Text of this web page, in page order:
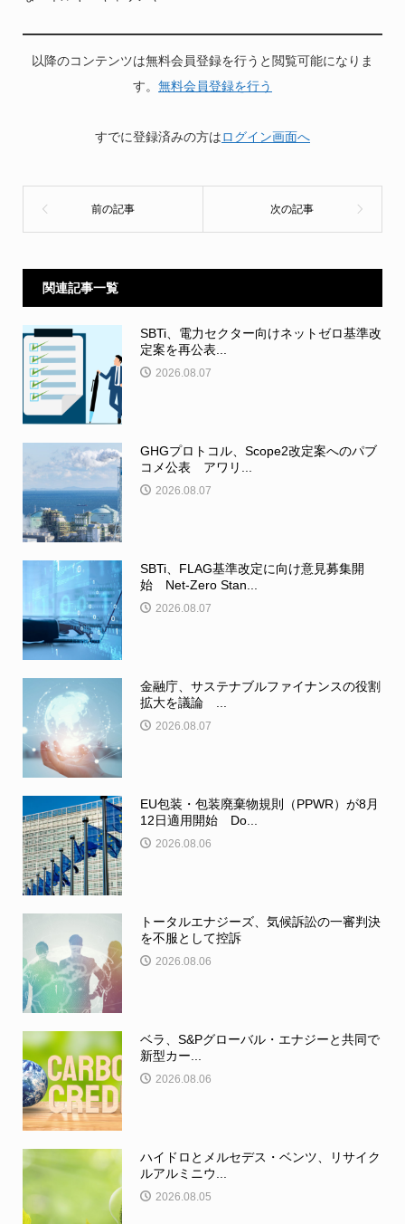
以降のコンテンツは無料会員登録を行うと閲覧可能になりま
す。 無料会員登録を行う
すでに登録済みの方はログイン画面へ
関連記事一覧
SBTi、電力セクター向けネットゼロ基準改
定案を再公表...
2026.08.07
GHGプロトコル、Scope2改定案へのパブ
コメ公表 アワリ...
2026.08.07
SBTi、FLAG基準改定に向け意見募集開
始 Net-Zero Stan...
2026.08.07
金融庁、サステナブルファイナンスの役割
拡大を議論 ...
2026.08.07
EU包装・包装廃棄物規則（PPWR）が8月
12日適用開始 Do...
2026.08.06
トータルエナジーズ、気候訴訟の一審判決
を不服として控訴
2026.08.06
ベラ、S&Pグローバル・エナジーと共同で
新型カー...
2026.08.06
ハイドロとメルセデス・ベンツ、リサイク
ルアルミニウ...
2026.08.05